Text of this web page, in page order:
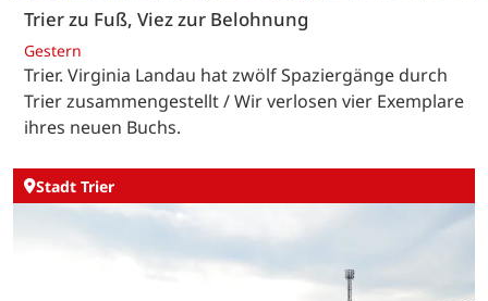
Trier zu Fuß, Viez zur Belohnung
Gestern
Trier. Virginia Landau hat zwölf Spaziergänge durch
Trier zusammengestellt / Wir verlosen vier Exemplare
ihres neuen Buchs.
Stadt Trier